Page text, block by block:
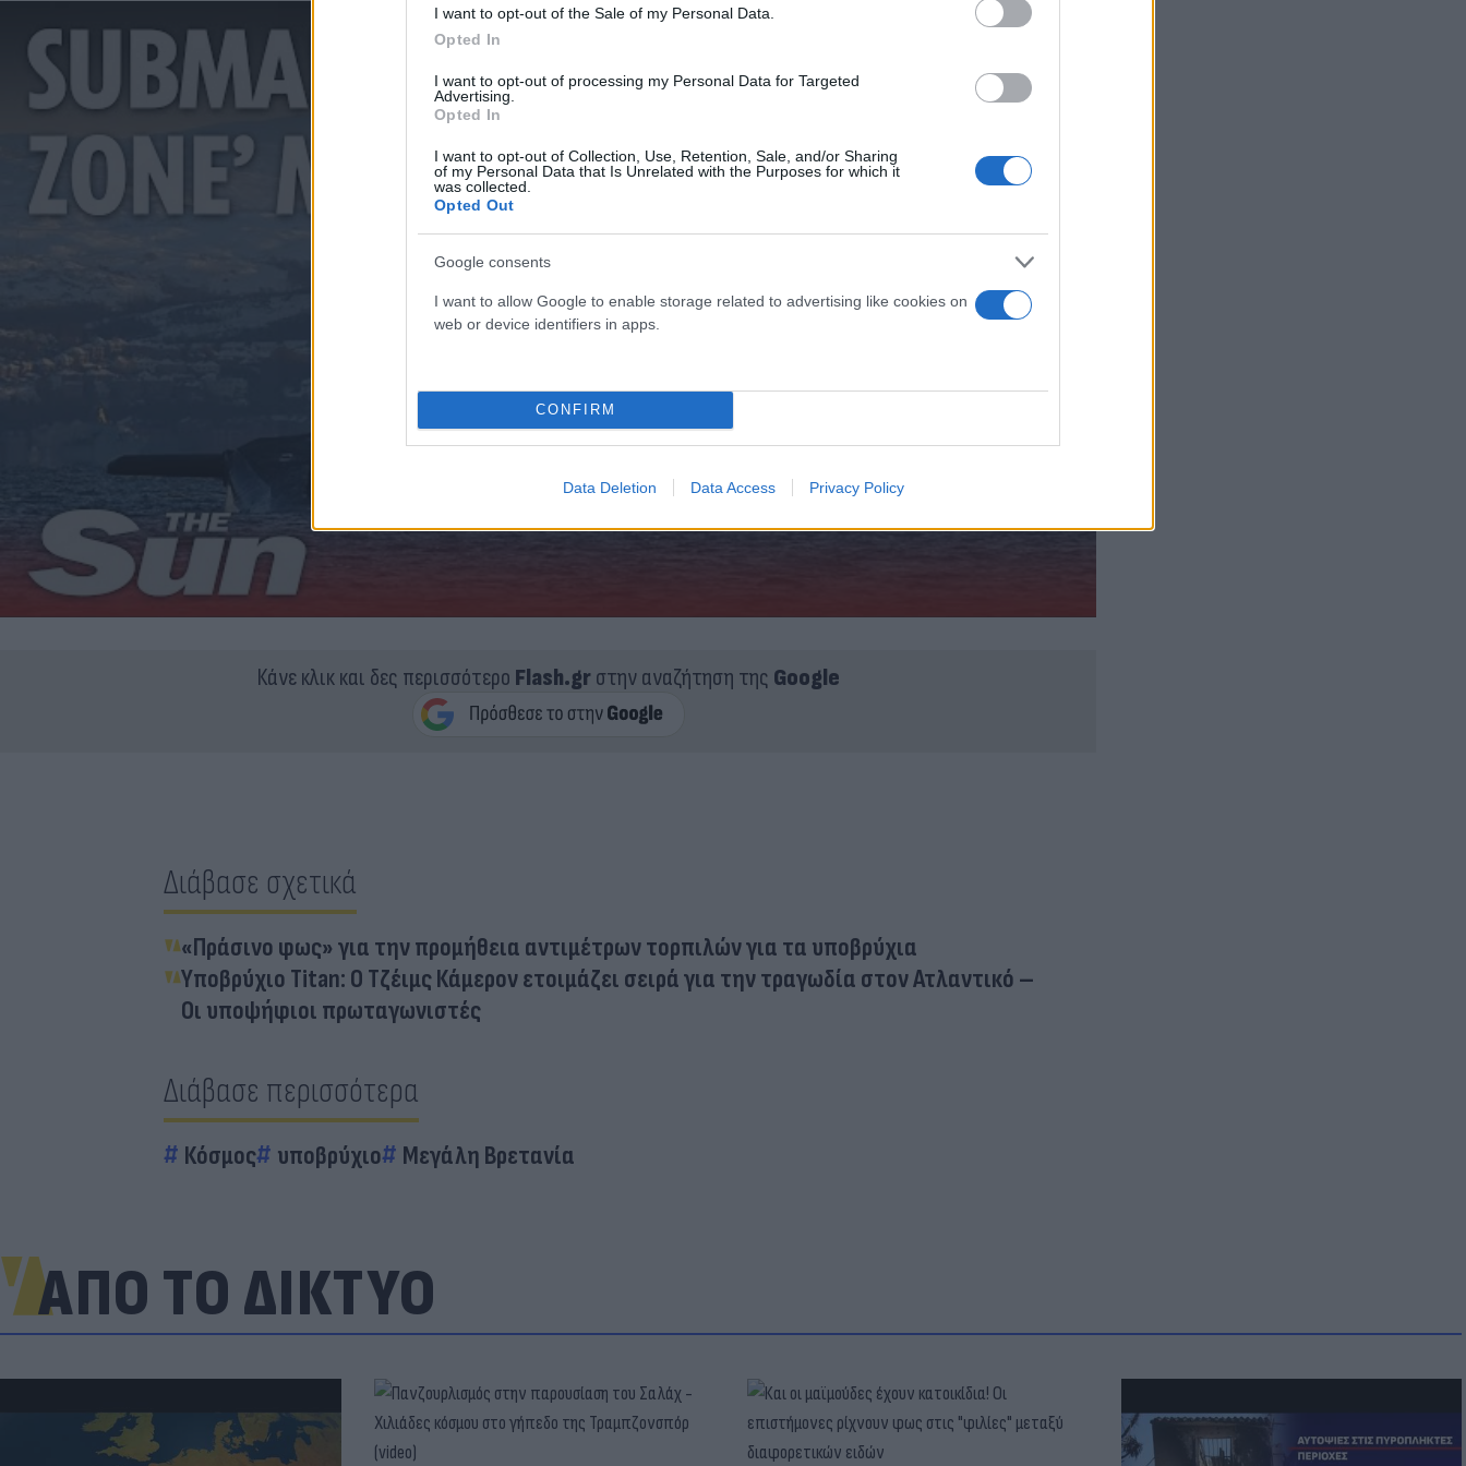
I want to opt-out of the Sale of my Personal Data.
Opted In
I want to opt-out of processing my Personal Data for Targeted
Advertising.
Opted In
I want to opt-out of Collection, Use, Retention, Sale, and/or Sharing
of my Personal Data that Is Unrelated with the Purposes for which it
was collected.
Opted Out
Google consents
I want to allow Google to enable storage related to advertising like cookies on
web or device identifiers in apps.
CONFIRM
Data Deletion Data Access Privacy Policy
Κάνε κλικ και δες περισσότερο Flash.grστην αναζήτηση της Google
Διάβασε σχετικά
«Πράσινο φως» για την προμήθεια αντιμέτρων τορπιλών για τα υποβρύχια
Υποβρύχιο Titan: Ο Τζέιμς Κάμερον ετοιμάζει σειρά για την τραγωδία στον Ατλαντικό –
Οι υποψήφιοι πρωταγωνιστές
Διάβασε περισσότερα
Κόσμος υποβρύχιο Μεγάλη Βρετανία
ΑΠΟ ΤΟ ΔΙΚΤΥΟ